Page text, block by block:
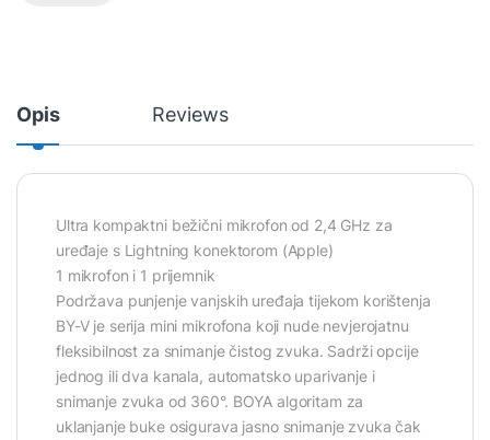
Opis Reviews
Ultra kompaktni bežični mikrofon od 2,4 GHz za
uređaje s Lightning konektorom (Apple)
1 mikrofon i 1 prijemnik
Podržava punjenje vanjskih uređaja tijekom korištenja
BY-V je serija mini mikrofona koji nude nevjerojatnu
fleksibilnost za snimanje čistog zvuka. Sadrži opcije
jednog ili dva kanala, automatsko uparivanje i
snimanje zvuka od 360°. BOYA algoritam za
uklanjanje buke osigurava jasno snimanje zvuka čak